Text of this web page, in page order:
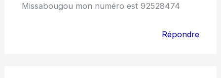
Missabougou mon numéro est 92528474
Répondre